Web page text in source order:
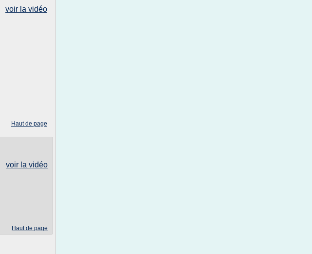
voir la vidéo
Haut de page
voir la vidéo
Haut de page